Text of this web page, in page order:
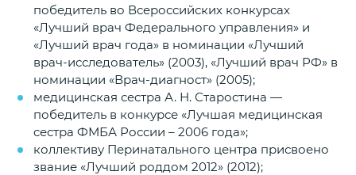
победитель во Всероссийских конкурсах
«Лучший врач Федерального управления» и
«Лучший врач года» в номинации «Лучший
врач-исследователь» (2003), «Лучший врач РФ» в
номинации «Врач-диагност» (2005);
медицинская сестра А. Н. Старостина —
победитель в конкурсе «Лучшая медицинская
сестра ФМБА России – 2006 года»;
коллективу Перинатального центра присвоено
звание «Лучший роддом 2012» (2012);